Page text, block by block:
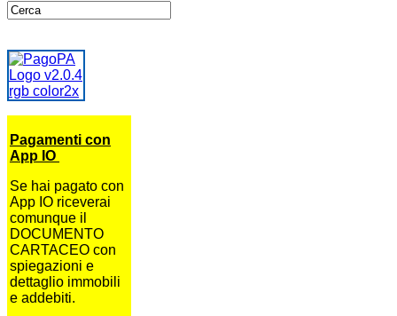
Pagamenti con
App IO
Se hai pagato con
App IO riceverai
comunque il
DOCUMENTO
CARTACEO con
spiegazioni e
dettaglio immobili
e addebiti.